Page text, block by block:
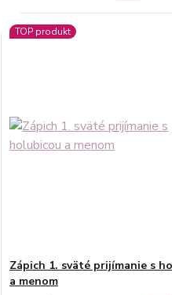
TOP produkt
Zápich 1. sväté prijímanie s
a menom